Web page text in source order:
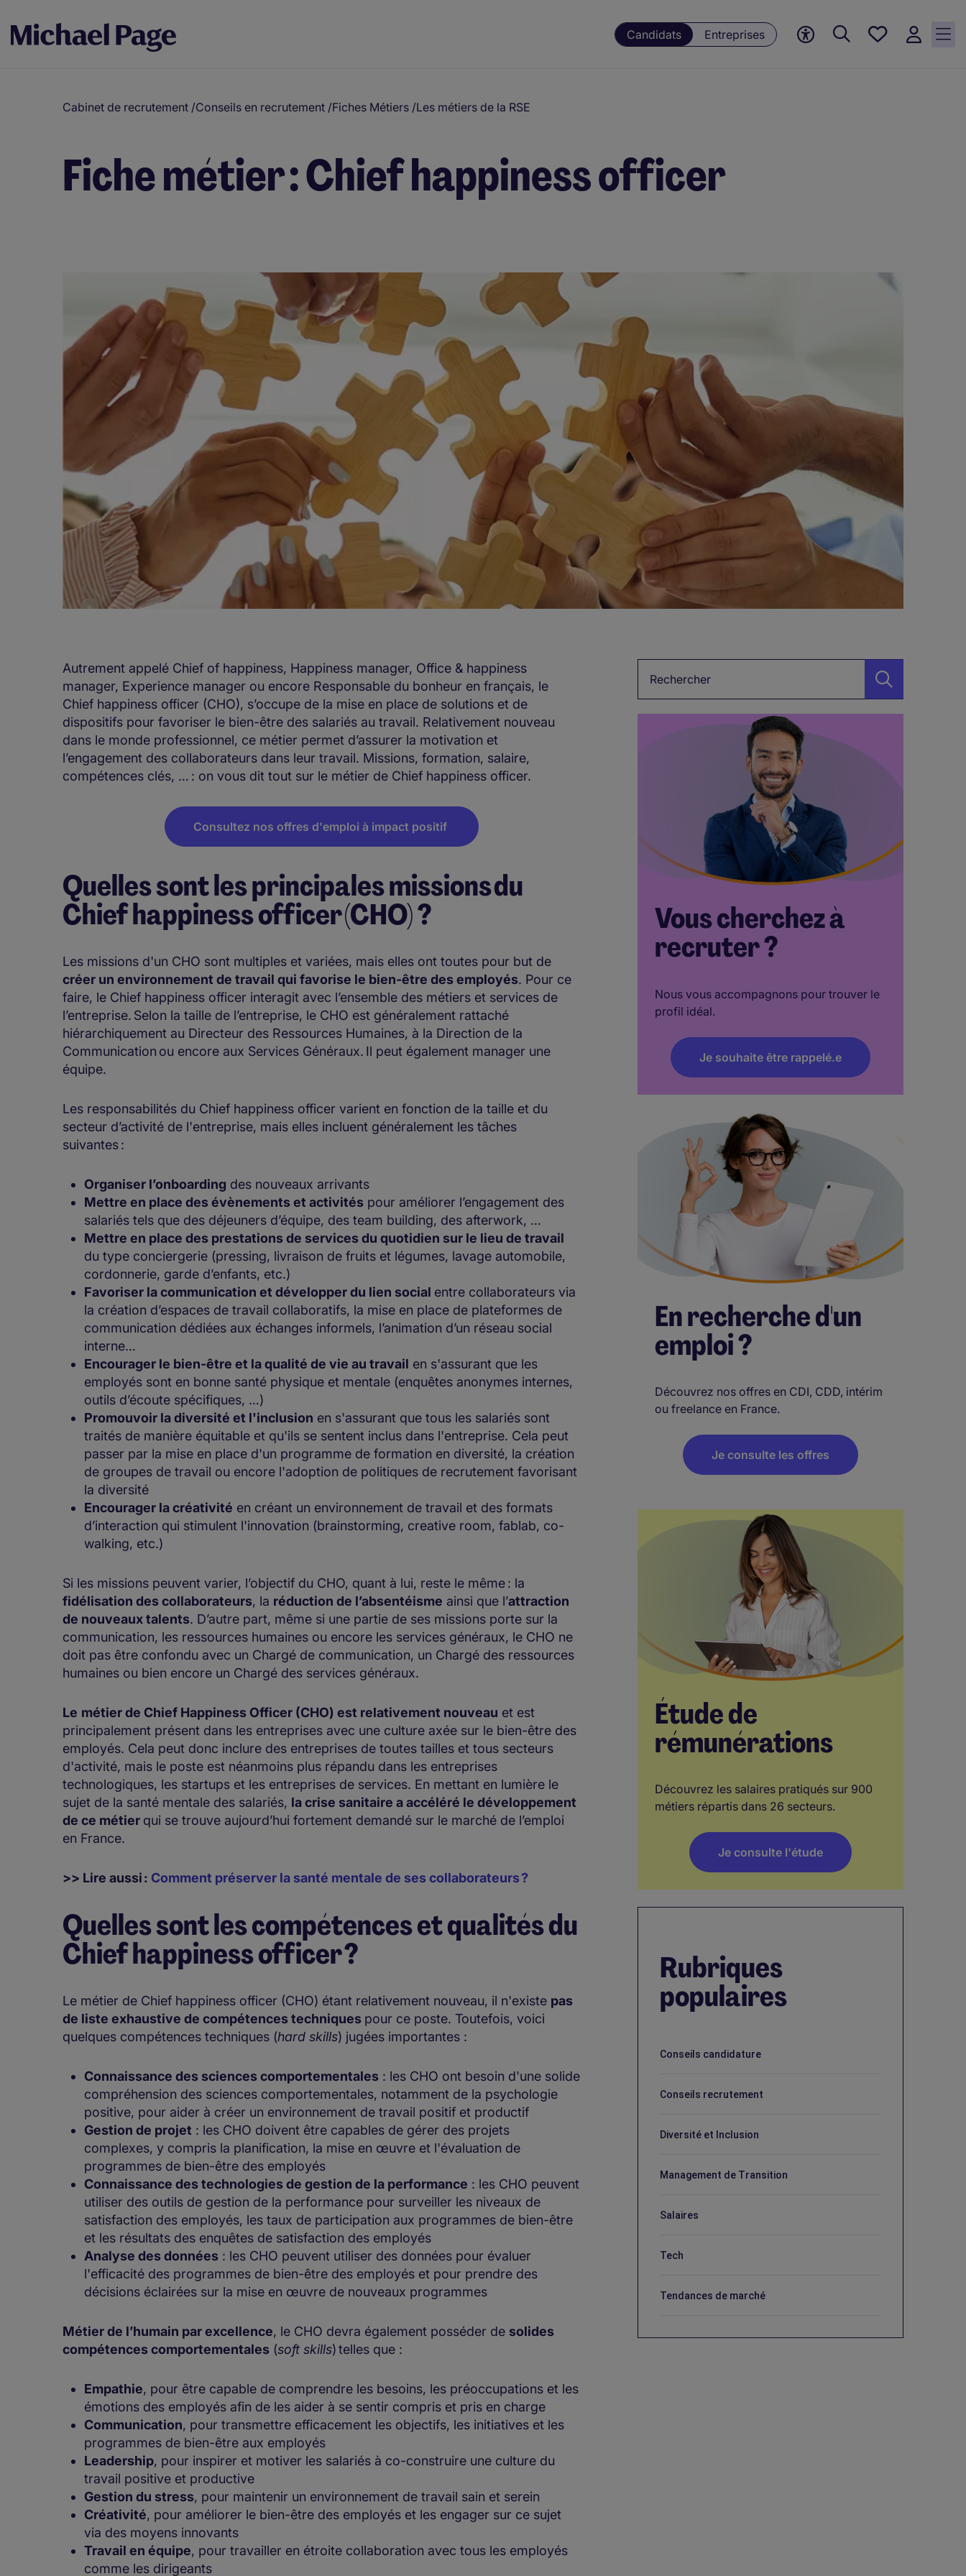
Candidats Entreprises
Mes offres, 0
Cabinet de recrutement /Conseils en recrutement /Fiches Métiers /Les métiers de la RSE
Fiche métier : Chief happiness officer
Autrement appelé Chief of happiness, Happiness manager, Office & happiness
manager, Experience manager ou encore Responsable du bonheur en français, le
Chief happiness officer (CHO), s’occupe de la mise en place de solutions et de
dispositifs pour favoriser le bien-être des salariés au travail. Relativement nouveau
dans le monde professionnel, ce métier permet d’assurer la motivation et
l’engagement des collaborateurs dans leur travail. Missions, formation, salaire,
compétences clés, … : on vous dit tout sur le métier de Chief happiness officer.
Consultez nos offres d'emploi à impact positif
Quelles sont les principales missions du
Chief happiness officer (CHO) ?
Les missions d'un CHO sont multiples et variées, mais elles ont toutes pour but de
créer un environnement de travail qui favorise le bien-être des employés. Pour ce
faire, le Chief happiness officer interagit avec l’ensemble des métiers et services de
l’entreprise. Selon la taille de l’entreprise, le CHO est généralement rattaché
hiérarchiquement au Directeur des Ressources Humaines, à la Direction de la
Communication ou encore aux Services Généraux. Il peut également manager une
équipe.
Les responsabilités du Chief happiness officer varient en fonction de la taille et du
secteur d’activité de l'entreprise, mais elles incluent généralement les tâches
suivantes :
Organiser l’onboarding des nouveaux arrivants
Mettre en place des évènements et activités pour améliorer l’engagement des
salariés tels que des déjeuners d’équipe, des team building, des afterwork, …
Mettre en place des prestations de services du quotidien sur le lieu de travail
du type conciergerie (pressing, livraison de fruits et légumes, lavage automobile,
cordonnerie, garde d’enfants, etc.)
Favoriser la communication et développer du lien social entre collaborateurs via
la création d’espaces de travail collaboratifs, la mise en place de plateformes de
communication dédiées aux échanges informels, l’animation d’un réseau social
interne…
Encourager le bien-être et la qualité de vie au travail en s'assurant que les
employés sont en bonne santé physique et mentale (enquêtes anonymes internes,
outils d’écoute spécifiques, …)
Promouvoir la diversité et l'inclusion en s'assurant que tous les salariés sont
traités de manière équitable et qu'ils se sentent inclus dans l'entreprise. Cela peut
passer par la mise en place d'un programme de formation en diversité, la création
de groupes de travail ou encore l'adoption de politiques de recrutement favorisant
la diversité
Encourager la créativité en créant un environnement de travail et des formats
d’interaction qui stimulent l'innovation (brainstorming, creative room, fablab, co-
walking, etc.)
Si les missions peuvent varier, l’objectif du CHO, quant à lui, reste le même : la
fidélisation des collaborateurs, la réduction de l’absentéisme ainsi que l’attraction
de nouveaux talents. D’autre part, même si une partie de ses missions porte sur la
communication, les ressources humaines ou encore les services généraux, le CHO ne
doit pas être confondu avec un Chargé de communication, un Chargé des ressources
humaines ou bien encore un Chargé des services généraux.
Le métier de Chief Happiness Officer (CHO) est relativement nouveau et est
principalement présent dans les entreprises avec une culture axée sur le bien-être des
employés. Cela peut donc inclure des entreprises de toutes tailles et tous secteurs
d'activité, mais le poste est néanmoins plus répandu dans les entreprises
technologiques, les startups et les entreprises de services. En mettant en lumière le
sujet de la santé mentale des salariés, la crise sanitaire a accéléré le développement
de ce métier qui se trouve aujourd’hui fortement demandé sur le marché de l’emploi
en France.
>> Lire aussi : Comment préserver la santé mentale de ses collaborateurs ?
Quelles sont les compétences et qualités du
Chief happiness officer ?
Le métier de Chief happiness officer (CHO) étant relativement nouveau, il n'existe pas
de liste exhaustive de compétences techniques pour ce poste. Toutefois, voici
quelques compétences techniques (hard skills) jugées importantes :
Connaissance des sciences comportementales : les CHO ont besoin d'une solide
compréhension des sciences comportementales, notamment de la psychologie
positive, pour aider à créer un environnement de travail positif et productif
Gestion de projet : les CHO doivent être capables de gérer des projets
complexes, y compris la planification, la mise en œuvre et l'évaluation de
programmes de bien-être des employés
Connaissance des technologies de gestion de la performance : les CHO peuvent
utiliser des outils de gestion de la performance pour surveiller les niveaux de
satisfaction des employés, les taux de participation aux programmes de bien-être
et les résultats des enquêtes de satisfaction des employés
Analyse des données : les CHO peuvent utiliser des données pour évaluer
l'efficacité des programmes de bien-être des employés et pour prendre des
décisions éclairées sur la mise en œuvre de nouveaux programmes
Métier de l’humain par excellence, le CHO devra également posséder de solides
compétences comportementales (soft skills) telles que :
Empathie, pour être capable de comprendre les besoins, les préoccupations et les
émotions des employés afin de les aider à se sentir compris et pris en charge
Communication, pour transmettre efficacement les objectifs, les initiatives et les
programmes de bien-être aux employés
Leadership, pour inspirer et motiver les salariés à co-construire une culture du
travail positive et productive
Gestion du stress, pour maintenir un environnement de travail sain et serein
Créativité, pour améliorer le bien-être des employés et les engager sur ce sujet
via des moyens innovants
Travail en équipe, pour travailler en étroite collaboration avec tous les employés
comme les dirigeants
Vous cherchez à
recruter ?
Nous vous accompagnons pour trouver le
profil idéal.
Je souhaite être rappelé.e
En recherche d'un
emploi ?
Découvrez nos offres en CDI, CDD, intérim
ou freelance en France.
Je consulte les offres
Étude de
rémunérations
Découvrez les salaires pratiqués sur 900
métiers répartis dans 26 secteurs.
Je consulte l'étude
Rubriques
populaires
Conseils candidature
Conseils recrutement
Diversité et Inclusion
Management de Transition
Salaires
Tech
Tendances de marché